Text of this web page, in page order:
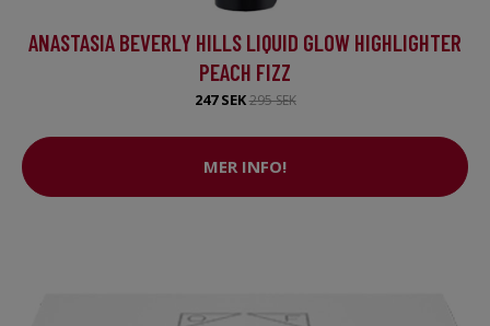
ANASTASIA BEVERLY HILLS LIQUID GLOW HIGHLIGHTER
PEACH FIZZ
247 SEK295 SEK
MER INFO!